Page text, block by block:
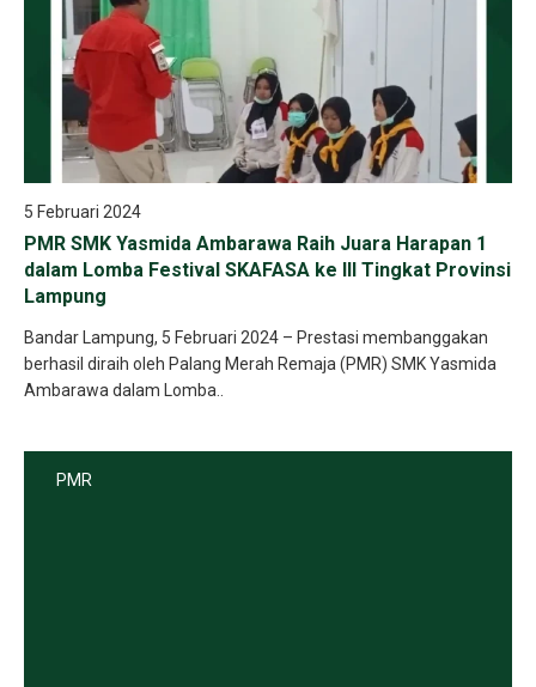
5 Februari 2024
PMR SMK Yasmida Ambarawa Raih Juara Harapan 1
dalam Lomba Festival SKAFASA ke III Tingkat Provinsi
Lampung
Bandar Lampung, 5 Februari 2024 – Prestasi membanggakan
berhasil diraih oleh Palang Merah Remaja (PMR) SMK Yasmida
Ambarawa dalam Lomba..
PMR